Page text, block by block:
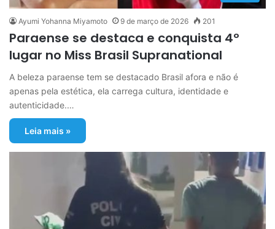
Ayumi Yohanna Miyamoto 9 de março de 2026 201
Paraense se destaca e conquista 4º
lugar no Miss Brasil Supranational
A beleza paraense tem se destacado Brasil afora e não é
apenas pela estética, ela carrega cultura, identidade e
autenticidade.…
Leia mais »